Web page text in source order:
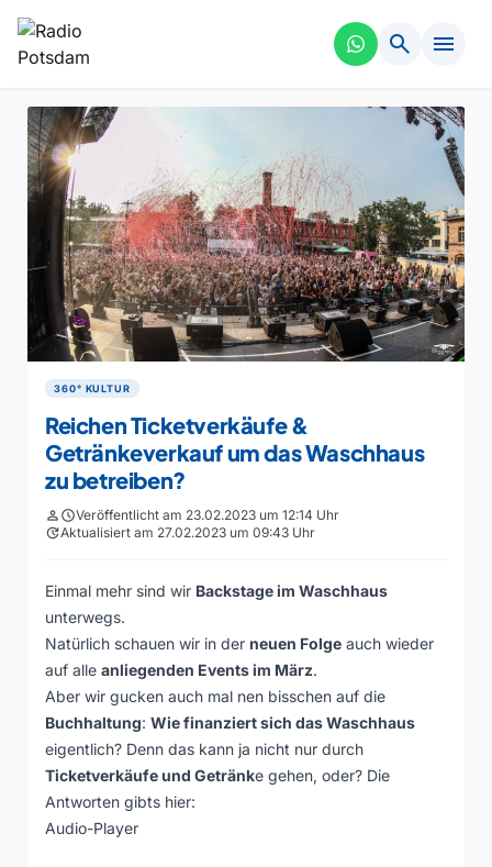
search menu
360° KULTUR
Reichen Ticketverkäufe &
Getränkeverkauf um das Waschhaus
zu betreiben?
personscheduleVeröffentlicht am 23.02.2023 um 12:14 Uhr
updateAktualisiert am 27.02.2023 um 09:43 Uhr
Einmal mehr sind wir Backstage im Waschhaus
unterwegs.
Natürlich schauen wir in der neuen Folge auch wieder
auf alle anliegenden Events im März.
Aber wir gucken auch mal nen bisschen auf die
Buchhaltung: Wie finanziert sich das Waschhaus
eigentlich? Denn das kann ja nicht nur durch
Ticketverkäufe und Getränke gehen, oder? Die
Antworten gibts hier:
Audio-Player